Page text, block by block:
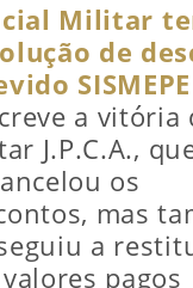
Militar
de
SISMEPE
a vitória
J.P.C.A.,
os
mas
a
pagos